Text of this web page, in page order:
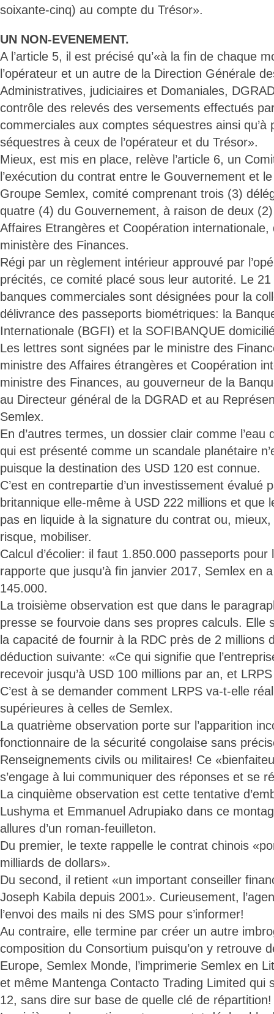
soixante-cinq) au compte du Trésor».
UN NON-EVENEMENT.
A l’article 5, il est précisé qu’«à la fin de chaque
l’opérateur et un autre de la Direction Générale
Administratives, judiciaires et Domaniales,
contrôle des relevés des versements effectués
commerciales aux comptes séquestres ainsi qu’à
séquestres à ceux de l’opérateur et du Trésor».
Mieux, est mis en place, relève l’article 6, un
l’exécution du contrat entre le Gouvernement et
Groupe Semlex, comité comprenant trois (3)
quatre (4) du Gouvernement, à raison de deux
Affaires Etrangères et Coopération internationale,
ministère des Finances.
Régi par un règlement intérieur approuvé par
précités, ce comité placé sous leur autorité. Le
banques commerciales sont désignées pour la
délivrance des passeports biométriques: la
Internationale (BGFI) et la SOFIBANQUE
Les lettres sont signées par le ministre des
ministre des Affaires étrangères et Coopération
ministre des Finances, au gouverneur de la
au Directeur général de la DGRAD et au
Semlex.
En d’autres termes, un dossier clair comme l’eau
qui est présenté comme un scandale planétaire
puisque la destination des USD 120 est connue.
C’est en contrepartie d’un investissement évalué
britannique elle-même à USD 222 millions et que
pas en liquide à la signature du contrat ou,
risque, mobiliser.
Calcul d’écolier: il faut 1.850.000 passeports
rapporte que jusqu’à fin janvier 2017, Semlex en
145.000.
La troisième observation est que dans le
presse se fourvoie dans ses propres calculs. Elle
la capacité de fournir à la RDC près de 2 millions
déduction suivante: «Ce qui signifie que
recevoir jusqu’à USD 100 millions par an, et
C’est à se demander comment LRPS va-t-elle
supérieures à celles de Semlex.
La quatrième observation porte sur l’apparition
fonctionnaire de la sécurité congolaise sans
Renseignements civils ou militaires! Ce
s’engage à lui communiquer des réponses et se
La cinquième observation est cette tentative
Lushyma et Emmanuel Adrupiako dans ce
allures d’un roman-feuilleton.
Du premier, le texte rappelle le contrat chinois
milliards de dollars».
Du second, il retient «un important conseiller
Joseph Kabila depuis 2001». Curieusement,
l’envoi des mails ni des SMS pour s’informer!
Au contraire, elle termine par créer un autre
composition du Consortium puisqu’on y retrouve
Europe, Semlex Monde, l’imprimerie Semlex en
et même Mantenga Contacto Trading Limited qui
12, sans dire sur base de quelle clé de répartition!